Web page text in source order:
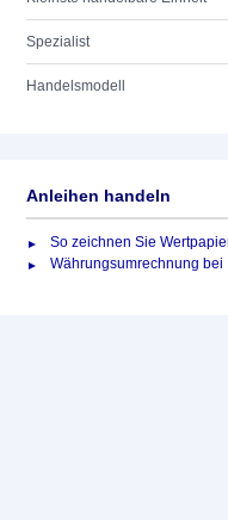
Spezialist
Handelsmodell
Anleihen handeln
So zeichnen Sie
Währungsumrechnung